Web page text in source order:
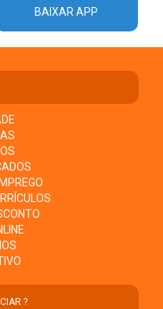
BAIXAR APP
?